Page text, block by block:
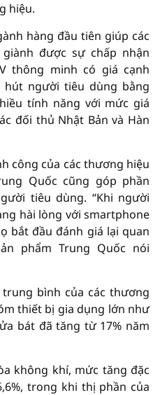
hiệu.
hàng đầu tiên giúp các
được sự chấp nhận
thông minh có giá cạnh
hút người tiêu dùng bằng
tính năng với mức giá
đối thủ Nhật Bản và Hàn
công của các thương hiệu
Quốc cũng góp phần
tiêu dùng. “Khi người
hài lòng với smartphone
bắt đầu đánh giá lại quan
phẩm Trung Quốc nói
bình của các thương
thiết bị gia dụng lớn như
bát đã tăng từ 17% năm
không khí, mức tăng đặc
trong khi thị phần của